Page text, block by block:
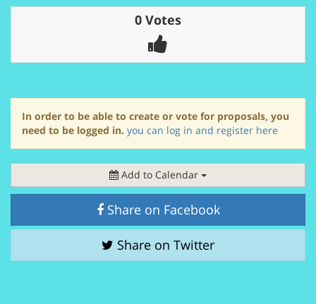
0 Votes
In order to be able to create or vote for proposals, you
need to be logged in. you can log in and register here
Add to Calendar
Share on Facebook
Share on Twitter